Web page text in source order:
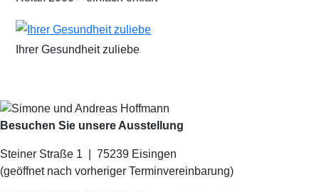
Ihrer Gesundheit zuliebe
Besuchen Sie unsere Ausstellung
Steiner Straße 1 | 75239 Eisingen
(geöffnet nach vorheriger Terminvereinbarung)